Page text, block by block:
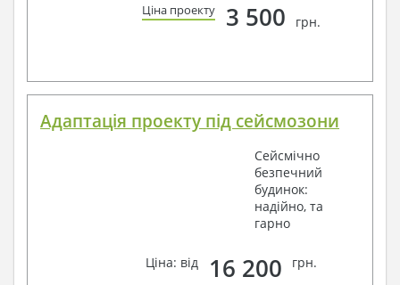
Ціна проекту 3 500 грн.
Адаптація проекту під сейсмозони
Сейсмічно
безпечний
будинок:
надійно, та
гарно
Ціна: від 16 200 грн.